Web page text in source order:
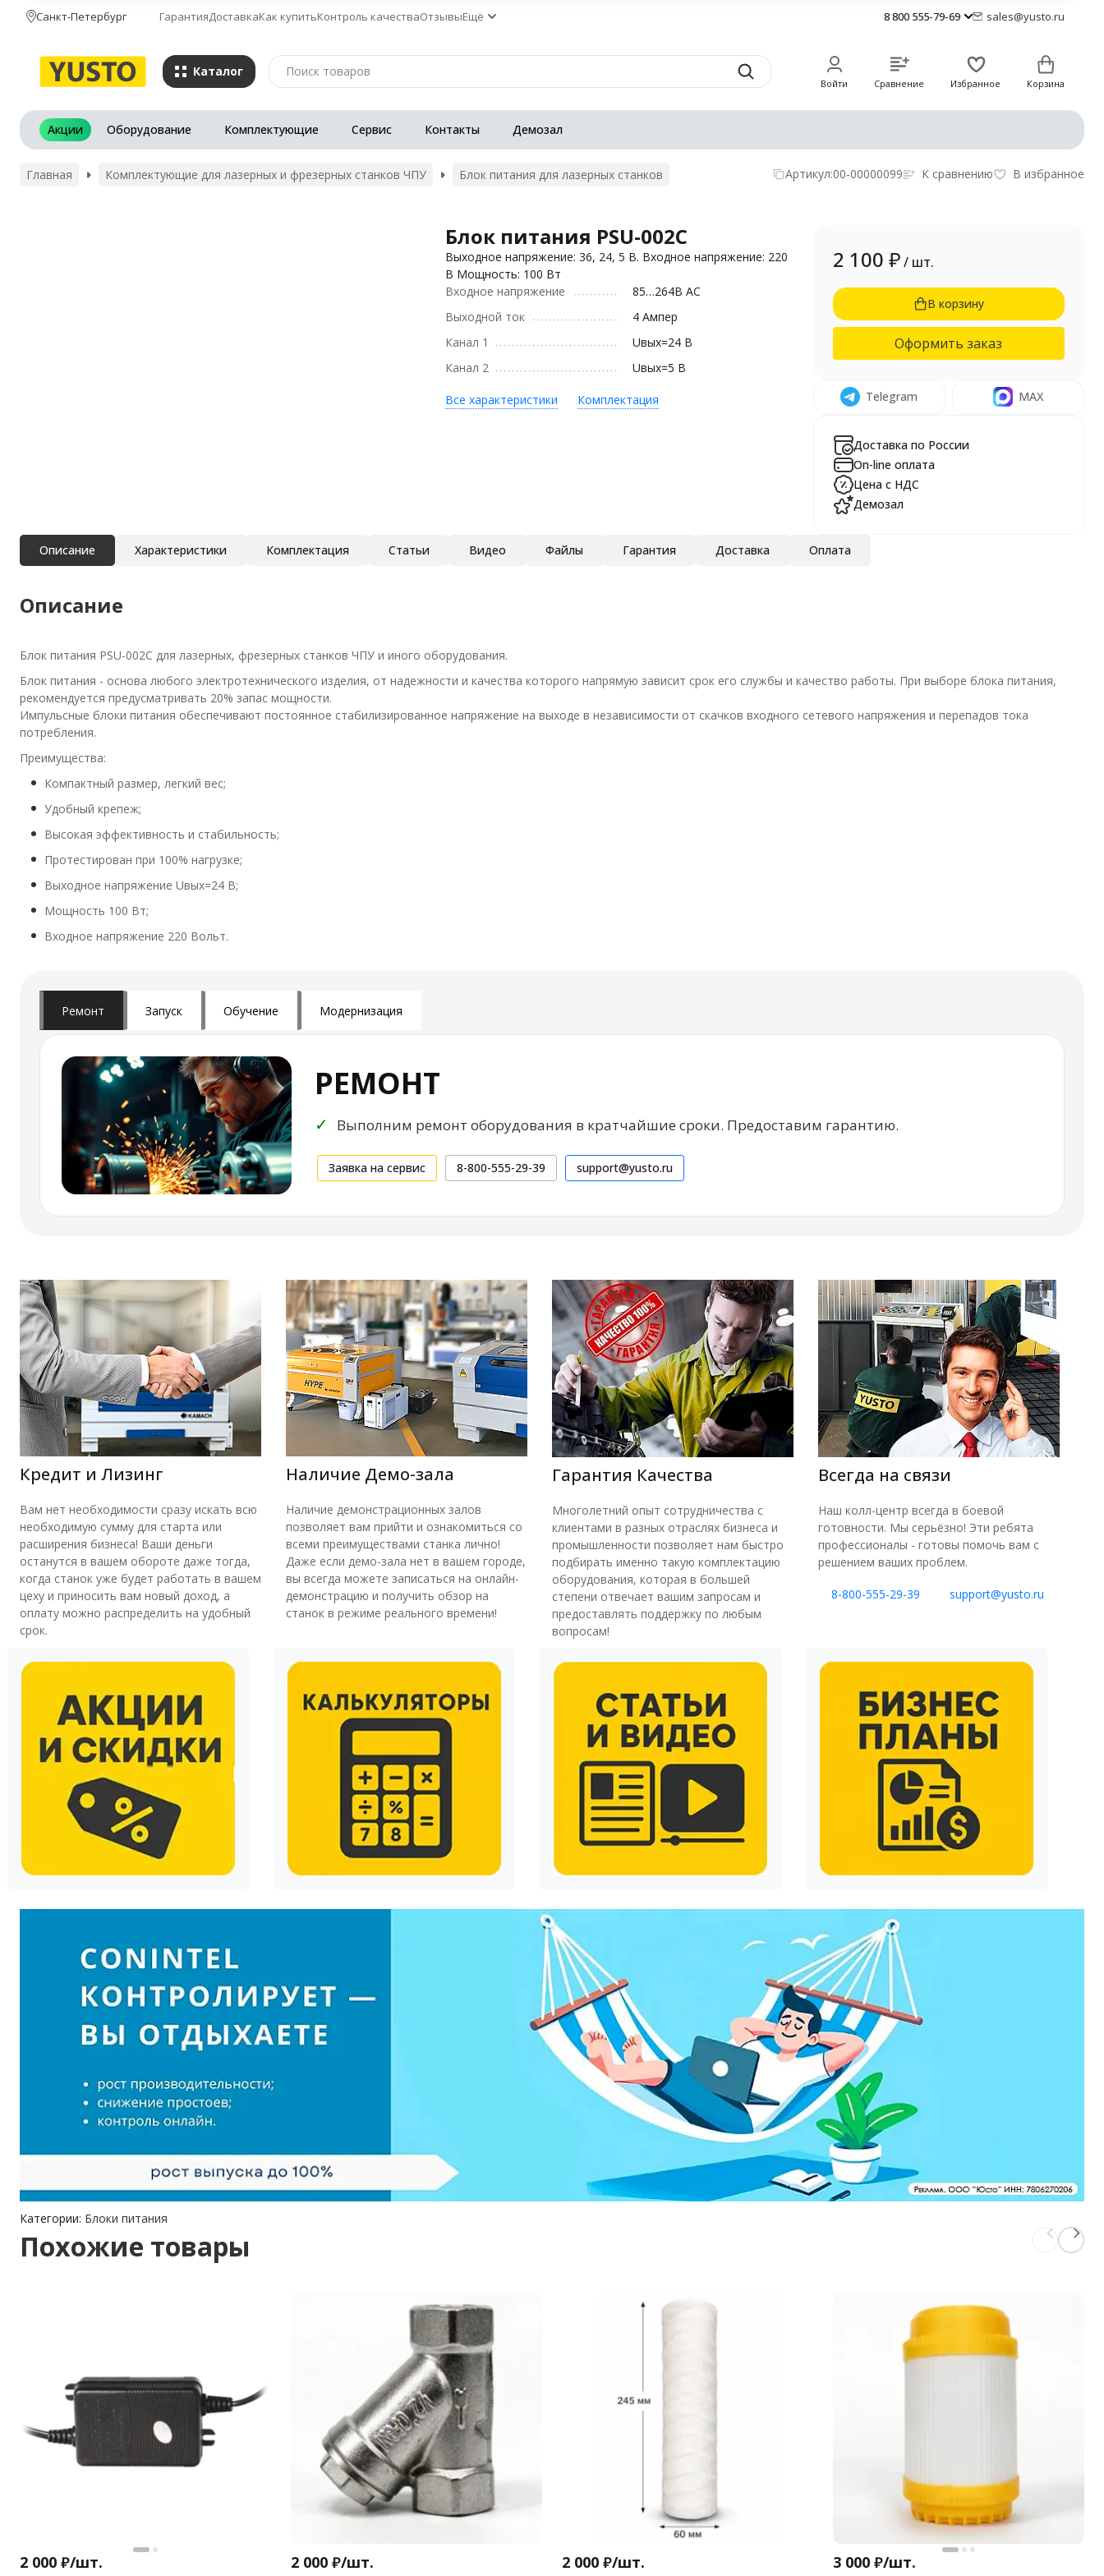
Санкт-Петербург ГарантияДоставкаКак купитьКонтроль качестваОтзывыЕщё 8 800 555-79-69 sales@yusto.ru
Каталог
Войти Сравнение Избранное Корзина
Акции Оборудование Комплектующие Сервис Контакты Демозал
Главная Комплектующие для лазерных и фрезерных станков ЧПУ Блок питания для лазерных станков Артикул:00-00000099 К сравнению В избранное
Блок питания PSU-002C
Выходное напряжение: 36, 24, 5 В. Входное напряжение: 220
В Мощность: 100 Вт
Входное напряжение
85…264В AC
Выходной ток
4 Ампер
Канал 1
Uвых=24 В
Канал 2
Uвых=5 В
Все характеристики Комплектация
2 100 ₽/ шт.
В корзину
Оформить заказ
Telegram MAX
Доставка по России
On-line оплата
Цена с НДС
Демозал
Описание Характеристики Комплектация Статьи Видео Файлы Гарантия Доставка Оплата
Описание
Блок питания PSU-002C для лазерных, фрезерных станков ЧПУ и иного оборудования.
Блок питания - основа любого электротехнического изделия, от надежности и качества которого напрямую зависит срок его службы и качество работы. При выборе блока питания,
рекомендуется предусматривать 20% запас мощности.
Импульсные блоки питания обеспечивают постоянное стабилизированное напряжение на выходе в независимости от скачков входного сетевого напряжения и перепадов тока
потребления.
Преимущества:
Компактный размер, легкий вес;
Удобный крепеж;
Высокая эффективность и стабильность;
Протестирован при 100% нагрузке;
Выходное напряжение Uвых=24 В;
Мощность 100 Вт;
Входное напряжение 220 Вольт.
Ремонт Запуск Обучение Модернизация
РЕМОНТ
✓ Выполним ремонт оборудования в кратчайшие сроки. Предоставим гарантию.
Заявка на сервис 8-800-555-29-39 support@yusto.ru
Кредит и Лизинг
Вам нет необходимости сразу искать всю
необходимую сумму для старта или
расширения бизнеса! Ваши деньги
останутся в вашем обороте даже тогда,
когда станок уже будет работать в вашем
цеху и приносить вам новый доход, а
оплату можно распределить на удобный
срок.
Наличие Демо-зала
Наличие демонстрационных залов
позволяет вам прийти и ознакомиться со
всеми преимуществами станка лично!
Даже если демо-зала нет в вашем городе,
вы всегда можете записаться на онлайн-
демонстрацию и получить обзор на
станок в режиме реального времени!
Гарантия Качества
Многолетний опыт сотрудничества с
клиентами в разных отраслях бизнеса и
промышленности позволяет нам быстро
подбирать именно такую комплектацию
оборудования, которая в большей
степени отвечает вашим запросам и
предоставлять поддержку по любым
вопросам!
Всегда на связи
Наш колл-центр всегда в боевой
готовности. Мы серьёзно! Эти ребята
профессионалы - готовы помочь вам с
решением ваших проблем.
8-800-555-29-39 support@yusto.ru
Категории: Блоки питания
Похожие товары
2 000 ₽/шт. 2 000 ₽/шт. 2 000 ₽/шт. 3 000 ₽/шт.